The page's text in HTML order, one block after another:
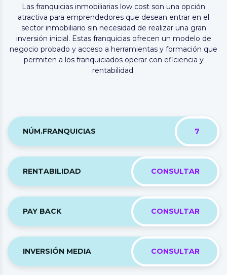
Las franquicias inmobiliarias low cost son una opción
atractiva para emprendedores que desean entrar en el
sector inmobiliario sin necesidad de realizar una gran
inversión inicial. Estas franquicias ofrecen un modelo de
negocio probado y acceso a herramientas y formación que
permiten a los franquiciados operar con eficiencia y
rentabilidad.
NÚM.FRANQUICIAS 7
RENTABILIDAD CONSULTAR
PAY BACK CONSULTAR
INVERSIÓN MEDIA CONSULTAR